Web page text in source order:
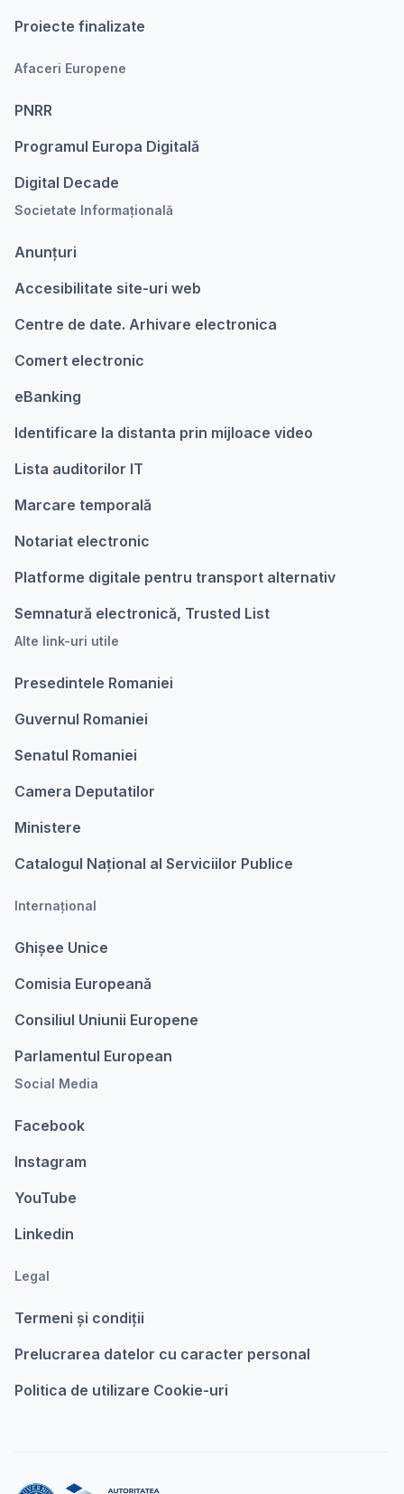
Proiecte finalizate
Afaceri Europene
PNRR
Programul Europa Digitalǎ
Digital Decade
Societate Informațională
Anunțuri
Accesibilitate site-uri web
Centre de date. Arhivare electronica
Comert electronic
eBanking
Identificare la distanta prin mijloace video
Lista auditorilor IT
Marcare temporalǎ
Notariat electronic
Platforme digitale pentru transport alternativ
Semnatură electronică, Trusted List
Alte link-uri utile
Presedintele Romaniei
Guvernul Romaniei
Senatul Romaniei
Camera Deputatilor
Ministere
Catalogul Național al Serviciilor Publice
Internațional
Ghișee Unice
Comisia Europeanǎ
Consiliul Uniunii Europene
Parlamentul European
Social Media
Facebook
Instagram
YouTube
Linkedin
Legal
Termeni şi condiții
Prelucrarea datelor cu caracter personal
Politica de utilizare Cookie-uri